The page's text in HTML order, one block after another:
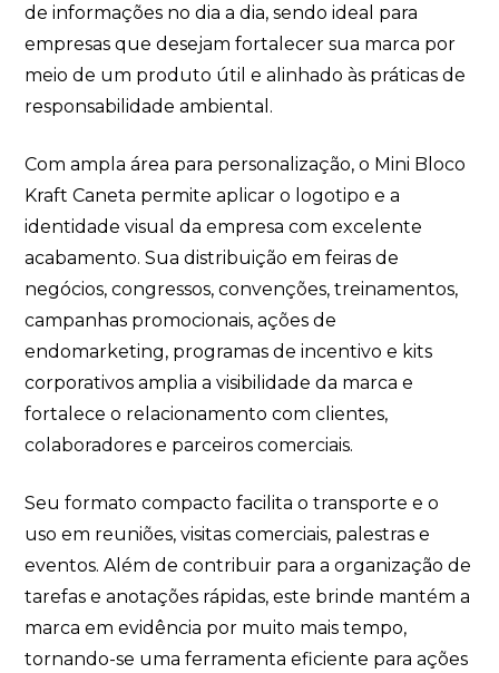
de informações no dia a dia, sendo ideal para
empresas que desejam fortalecer sua marca por
meio de um produto útil e alinhado às práticas de
responsabilidade ambiental.
Com ampla área para personalização, o Mini Bloco
Kraft Caneta permite aplicar o logotipo e a
identidade visual da empresa com excelente
acabamento. Sua distribuição em feiras de
negócios, congressos, convenções, treinamentos,
campanhas promocionais, ações de
endomarketing, programas de incentivo e kits
corporativos amplia a visibilidade da marca e
fortalece o relacionamento com clientes,
colaboradores e parceiros comerciais.
Seu formato compacto facilita o transporte e o
uso em reuniões, visitas comerciais, palestras e
eventos. Além de contribuir para a organização de
tarefas e anotações rápidas, este brinde mantém a
marca em evidência por muito mais tempo,
tornando-se uma ferramenta eficiente para ações